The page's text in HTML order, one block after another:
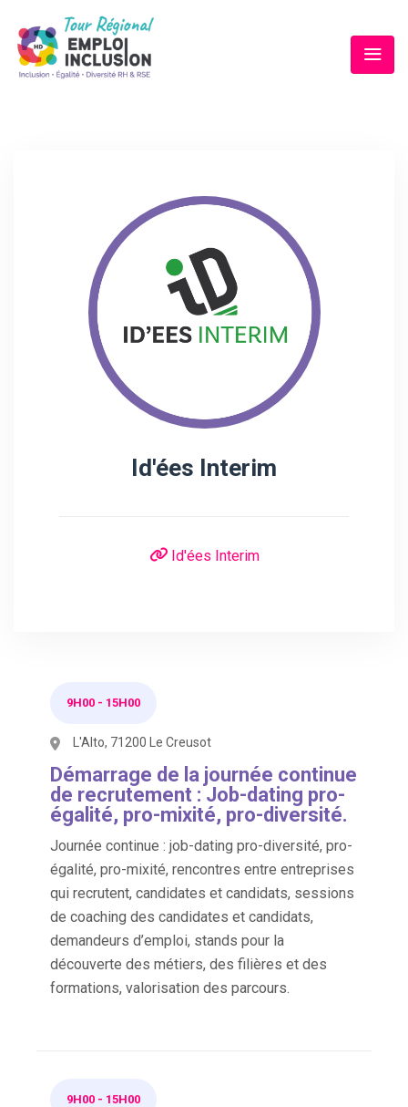
Id'ées Interim
Id'ées Interim
9H00 - 15H00
L'Alto, 71200 Le Creusot
Démarrage de la journée continue
de recrutement : Job-dating pro-
égalité, pro-mixité, pro-diversité.
Journée continue : job-dating pro-diversité, pro-
égalité, pro-mixité, rencontres entre entreprises
qui recrutent, candidates et candidats, sessions
de coaching des candidates et candidats,
demandeurs d’emploi, stands pour la
découverte des métiers, des filières et des
formations, valorisation des parcours.
9H00 - 15H00